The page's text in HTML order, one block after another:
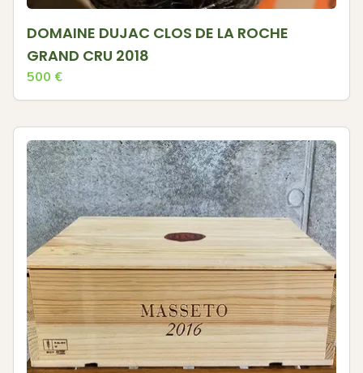
DOMAINE DUJAC CLOS DE LA ROCHE
GRAND CRU 2018
500 €